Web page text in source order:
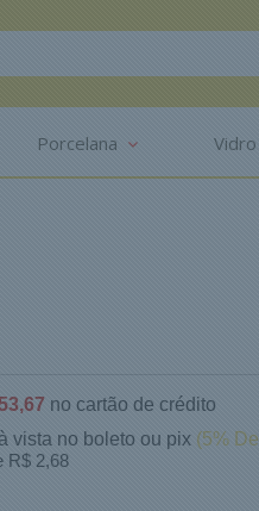
Porcelana Vidro
no cartão de crédito
vista no boleto ou pix (5%
R$ 2,68